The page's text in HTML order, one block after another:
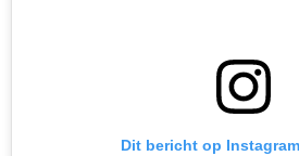
Dit bericht op